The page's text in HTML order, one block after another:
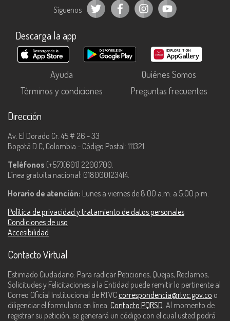
Síguenos
Descarga la app
Ayuda
Quiénes Somos
Términos y condiciones
Preguntas frecuentes
Dirección
Av. El Dorado Cr. 45 # 26 - 33
Bogotá D.C, Colombia - Código Postal: 111321
Teléfonos (+57)(601) 2200700.
Línea gratuita nacional: 018000123414.
Horario de atención: Lunes a viernes de 8:00 a.m. a 5:00 p.m.
Política de privacidad y tratamiento de datos personales
Condiciones de uso
Accesibilidad
Contacto Virtual
Estimado Ciudadano: Para radicar Peticiones, Quejas, Reclamos,
Solicitudes y Felicitaciones a la Entidad puede remitir lo pertinente al
Correo Oficial Institucional de RTVC correspondencia@rtvc.gov.co o
diligenciar el formulario en línea: Contacto PQRSD. Al momento de
registrar su petición, se generará un código con el cual usted podrá